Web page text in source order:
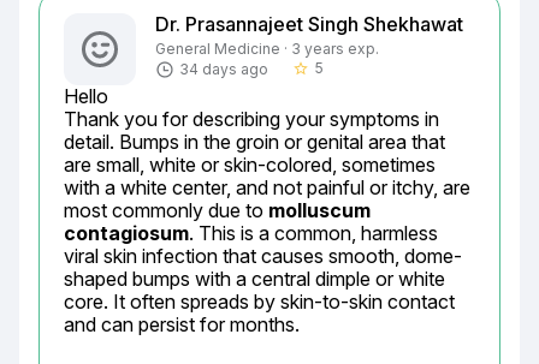
Dr. Prasannajeet Singh Shekhawat
General Medicine · 3 years exp.
34 days ago
star_border 5
Hello
Thank you for describing your symptoms in
detail. Bumps in the groin or genital area that
are small, white or skin-colored, sometimes
with a white center, and not painful or itchy, are
most commonly due to molluscum
contagiosum. This is a common, harmless
viral skin infection that causes smooth, dome-
shaped bumps with a central dimple or white
core. It often spreads by skin-to-skin contact
and can persist for months.